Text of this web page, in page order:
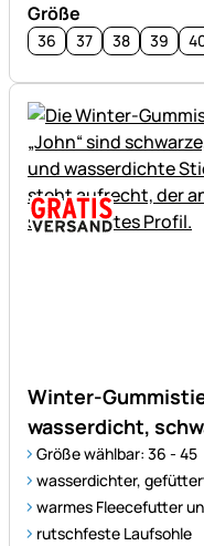
Größe
36 37 38 39
Winter-
wasserdicht,
Größe wählbar: 36 - 45
wasserdichter,
warmes Fleecefutter
rutschfeste Laufsohle